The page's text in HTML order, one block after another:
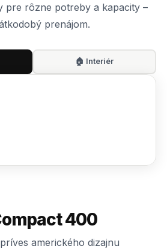
pre rôzne potreby a kapacity –
prenájom.
🏠 Interiér
400
amerického dizajnu